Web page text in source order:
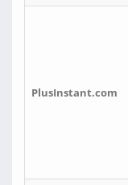
PlusInstant.com